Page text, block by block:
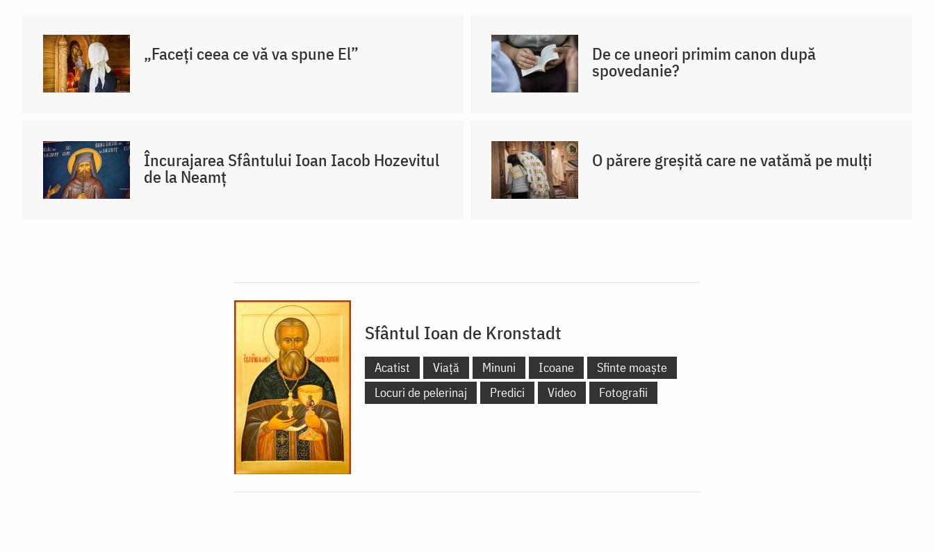
„Faceți ceea ce vă va spune El” De ce uneori primim canon după
spovedanie?
Încurajarea Sfântului Ioan Iacob Hozevitul
de la Neamț
O părere greșită care ne vatămă pe mulți
Sfântul Ioan de Kronstadt
Acatist Viață Minuni Icoane
Sfinte moaște
Locuri de pelerinaj
Predici Video Fotografii